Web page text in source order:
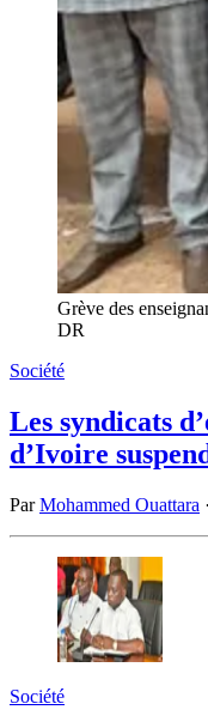
Grève des
DR
Société
Les syndicats
d’Ivoire
ParMohammed Ouattara ·
Société